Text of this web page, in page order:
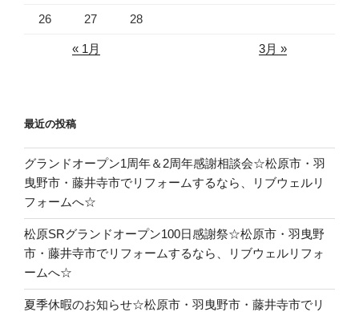
26 27 28
« 1月 3月 »
最近の投稿
グランドオープン1周年＆2周年感謝相談会☆松原市・羽
曳野市・藤井寺市でリフォームするなら、リブウェルリ
フォームへ☆
松原SRグランドオープン100日感謝祭☆松原市・羽曳野
市・藤井寺市でリフォームするなら、リブウェルリフォ
ームへ☆
夏季休暇のお知らせ☆松原市・羽曳野市・藤井寺市でリ